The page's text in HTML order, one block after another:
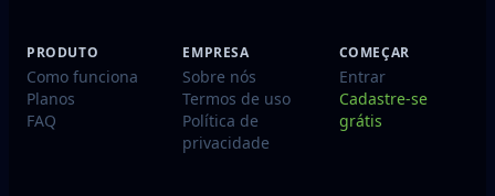
PRODUTO
Como funciona
Planos
FAQ
EMPRESA
Sobre nós
Termos de uso
Política de
privacidade
COMEÇAR
Entrar
Cadastre-se
grátis